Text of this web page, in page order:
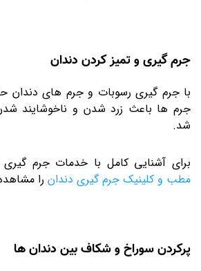
جرم گیری و تمیز کردن دندان
با جرم گیری رسوبات و جرم های
جرم ها باعث زرد شدن و ناخوشایند
شد.
برای آشنایی کامل با خدمات جرم
مطب و کلینیک جرم گیری دندان را
پرکردن سوراخ و شکاف بین دندان ها